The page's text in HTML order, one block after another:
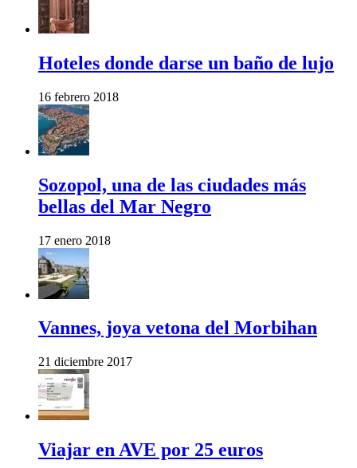
Hoteles donde darse un baño de lujo
16 febrero 2018
Sozopol, una de las ciudades más
bellas del Mar Negro
17 enero 2018
Vannes, joya vetona del Morbihan
21 diciembre 2017
Viajar en AVE por 25 euros